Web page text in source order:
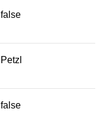
false
Petzl
false